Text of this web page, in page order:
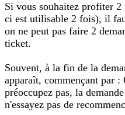
Si vous souhaitez profiter
ci est utilisable 2 fois), il
on ne peut pas faire 2
ticket.
Souvent, à la fin de la
apparaît, commençant par
préoccupez pas, la
n'essayez pas de